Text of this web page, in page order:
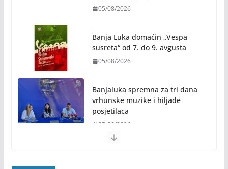
05/08/2026
Banja Luka domaćin „Vespa
susreta“ od 7. do 9. avgusta
05/08/2026
Banjaluka spremna za tri dana
vrhunske muzike i hiljade
posjetilaca
05/08/2026